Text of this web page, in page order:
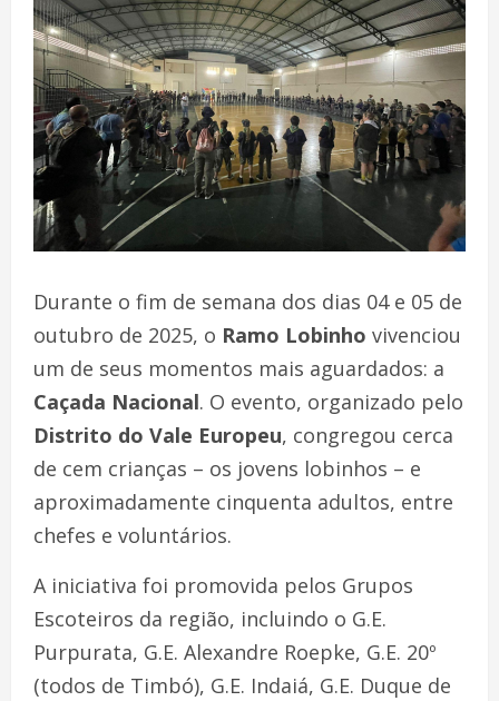
Durante o fim de semana dos dias 04 e 05 de
outubro de 2025, o Ramo Lobinho vivenciou
um de seus momentos mais aguardados: a
Caçada Nacional. O evento, organizado pelo
Distrito do Vale Europeu, congregou cerca
de cem crianças – os jovens lobinhos – e
aproximadamente cinquenta adultos, entre
chefes e voluntários.
A iniciativa foi promovida pelos Grupos
Escoteiros da região, incluindo o G.E.
Purpurata, G.E. Alexandre Roepke, G.E. 20º
(todos de Timbó), G.E. Indaiá, G.E. Duque de